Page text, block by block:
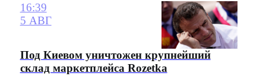
16:39
5 АВГ
Под Киевом уничтожен крупнейший
склад маркетплейса Rozetka